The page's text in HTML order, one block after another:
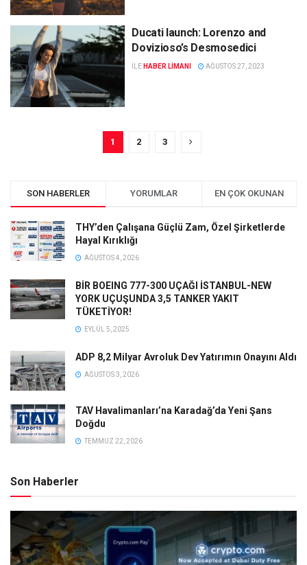
Ducati launch: Lorenzo and
Dovizioso’s Desmosedici
ILE HABER LIMANI AĞUSTOS 27, 2023
1 2 3
SON HABERLER YORUMLAR EN ÇOK OKUNAN
THY’den Çalışana Güçlü Zam, Özel Şirketlerde
Hayal Kırıklığı
AĞUSTOS 4, 2026
BİR BOEING 777-300 UÇAĞI İSTANBUL-NEW
YORK UÇUŞUNDA 3,5 TANKER YAKIT
TÜKETİYOR!
EYLÜL 5, 2025
ADP 8,2 Milyar Avroluk Dev Yatırımın Onayını Aldı
AĞUSTOS 3, 2026
TAV Havalimanları’na Karadağ’da Yeni Şans
Doğdu
TEMMUZ 22, 2026
Son Haberler